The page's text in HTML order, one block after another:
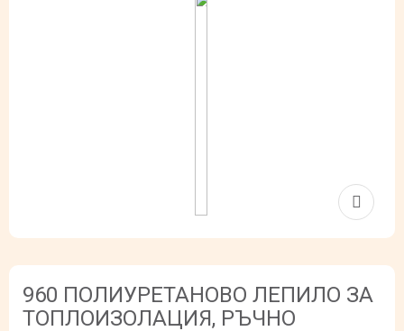
960 ПОЛИУРЕТАНОВО ЛЕПИЛО ЗА
ТОПЛОИЗОЛАЦИЯ, РЪЧНО